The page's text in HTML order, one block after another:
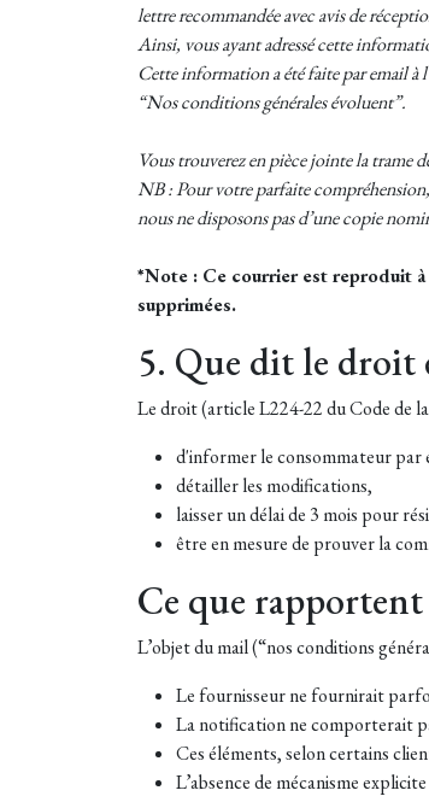
lettre recommandée avec avis de
Ainsi, vous ayant adressé cette
Cette information a été faite par email
“Nos conditions générales évoluent”.
Vous trouverez en pièce jointe la trame
NB : Pour votre parfaite
nous ne disposons pas d’une copie
*Note : Ce courrier est reproduit à
supprimées.
5. Que dit le droit
Le droit (article L224-22 du Code de
d'informer le consommateur par
détailler les modifications,
laisser un délai de 3 mois pour
être en mesure de prouver la
Ce que
L’objet du mail (“nos conditions
Le fournisseur ne fournirait
La notification ne comporterait
Ces éléments, selon certains
L’absence de mécanisme